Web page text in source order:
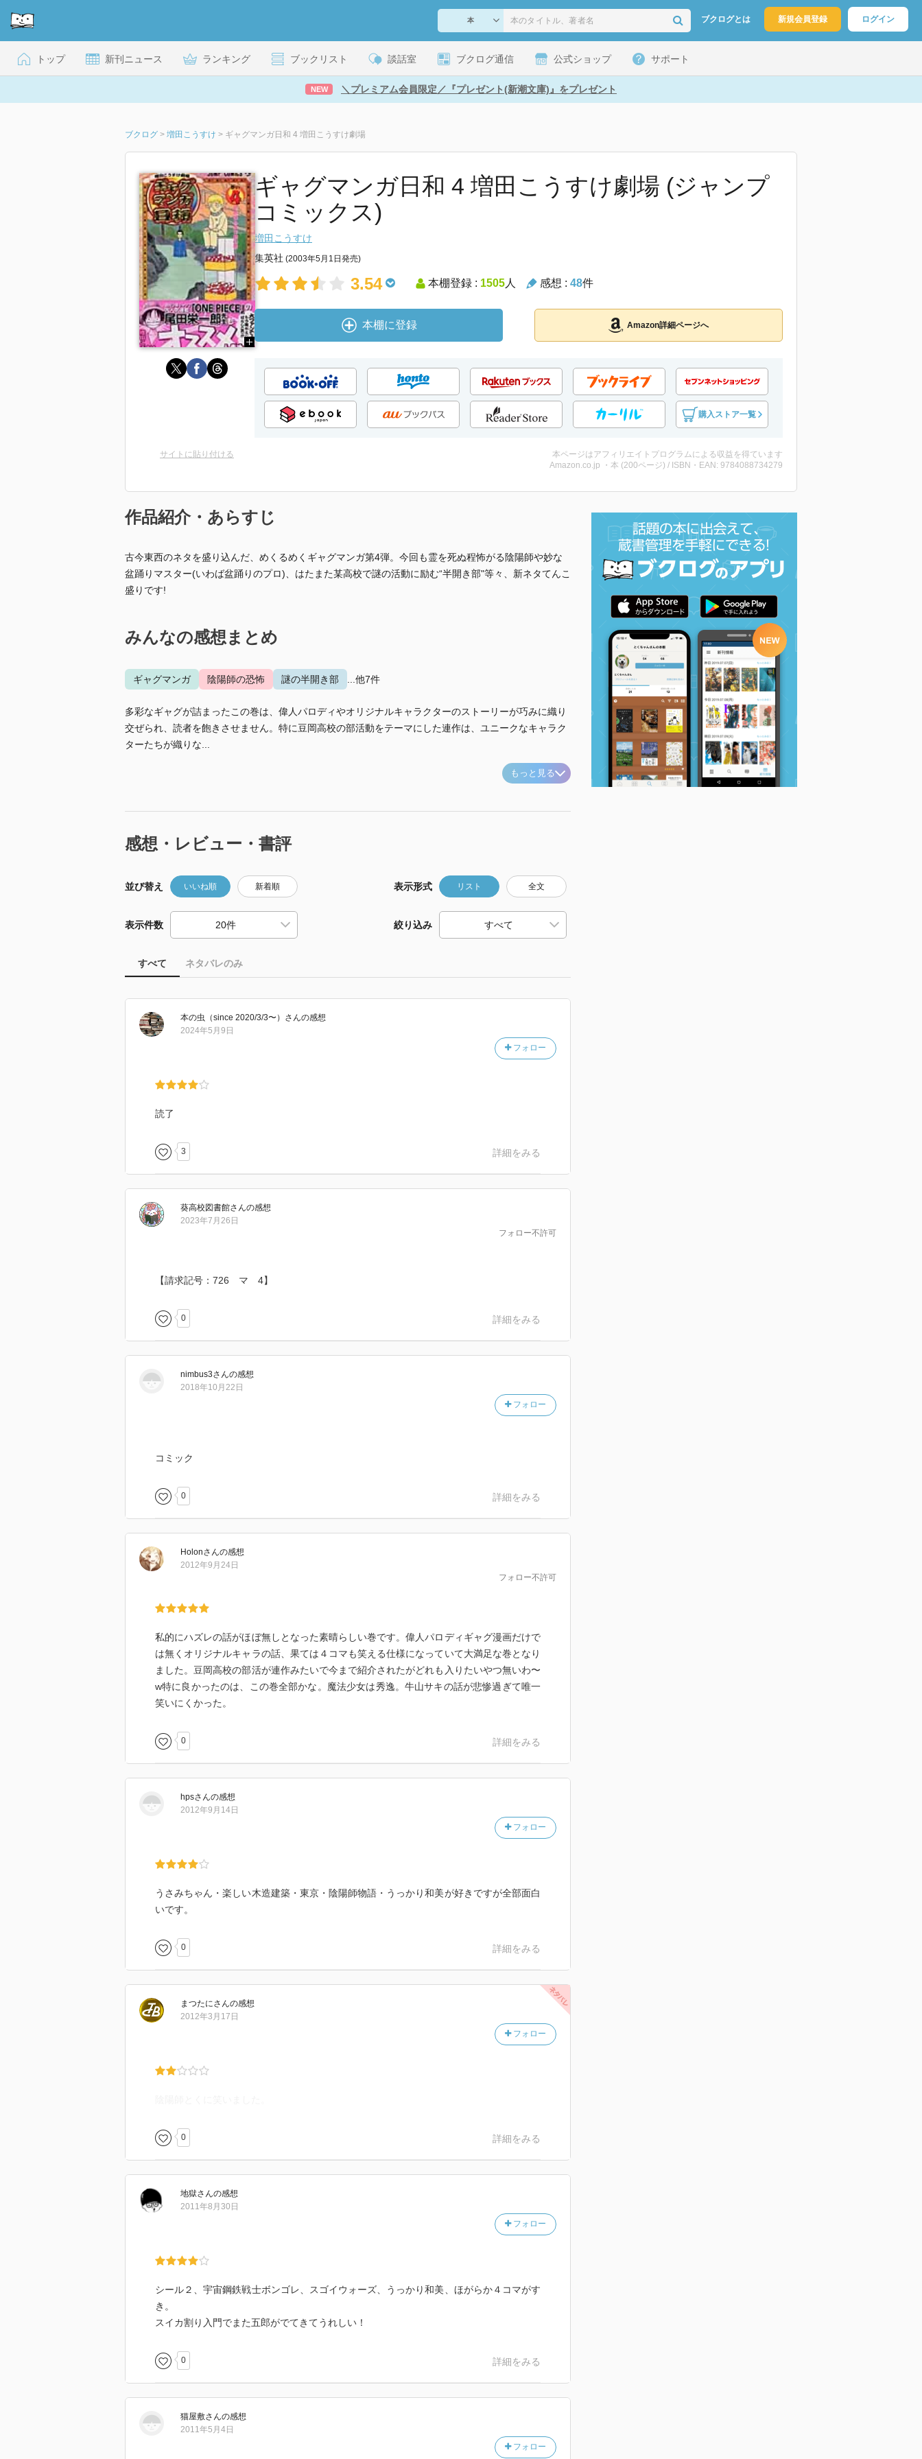
ブクログとは 新規会員登録 ログイン
トップ 新刊ニュース ランキング ブックリスト 談話室 ブクログ通信 公式ショップ サポート
NEW ＼プレミアム会員限定／『プレゼント(新潮文庫)』をプレゼント
ブクログ > 増田こうすけ > ギャグマンガ日和 4 増田こうすけ劇場
ギャグマンガ日和 4 増田こうすけ劇場 (ジャンプ
コミックス)
増田こうすけ
集英社 (2003年5月1日発売)
3.54 本棚登録 : 1505人 感想 : 48件
本棚に登録 Amazon詳細ページへ
購入ストア一覧
サイトに貼り付ける
本ページはアフィリエイトプログラムによる収益を得ています
Amazon.co.jp ・本 (200ページ) / ISBN・EAN: 9784088734279
作品紹介・あらすじ
古今東西のネタを盛り込んだ、めくるめくギャグマンガ第4弾。今回も霊を死ぬ程怖がる陰陽師や妙な
盆踊りマスター(いわば盆踊りのプロ)、はたまた某高校で謎の活動に励む“半開き部"等々、新ネタてんこ
盛りです!
みんなの感想まとめ
ギャグマンガ 陰陽師の恐怖 謎の半開き部 ...他7件
多彩なギャグが詰まったこの巻は、偉人パロディやオリジナルキャラクターのストーリーが巧みに織り
交ぜられ、読者を飽きさせません。特に豆岡高校の部活動をテーマにした連作は、ユニークなキャラク
ターたちが織りな...
もっと見る
感想・レビュー・書評
並び替え いいね順 新着順 表示形式 リスト 全文
表示件数 絞り込み
すべて ネタバレのみ
本の虫（since 2020/3/3〜） さんの感想
フォロー
2024年5月9日
読了
3 詳細をみる
葵高校図書館さんの感想
フォロー不許可
2023年7月26日
【請求記号：726 マ 4】
0 詳細をみる
nimbus3さんの感想
フォロー
2018年10月22日
コミック
0 詳細をみる
Holonさんの感想
フォロー不許可
2012年9月24日
私的にハズレの話がほぼ無しとなった素晴らしい巻です。偉人パロディギャグ漫画だけで
は無くオリジナルキャラの話、果ては４コマも笑える仕様になっていて大満足な巻となり
ました。豆岡高校の部活が連作みたいで今まで紹介されたがどれも入りたいやつ無いわ〜
w特に良かったのは、この巻全部かな。魔法少女は秀逸。牛山サキの話が悲惨過ぎて唯一
笑いにくかった。
0 詳細をみる
hpsさんの感想
フォロー
2012年9月14日
うさみちゃん・楽しい木造建築・東京・陰陽師物語・うっかり和美が好きですが全部面白
いです。
0 詳細をみる
まつたにさんの感想
フォロー
2012年3月17日
0 詳細をみる
地獄さんの感想
フォロー
2011年8月30日
シール２、宇宙鋼鉄戦士ボンゴレ、スゴイウォーズ、うっかり和美、ほがらか４コマがす
き。
スイカ割り入門でまた五郎がでてきてうれしい！
0 詳細をみる
猫屋敷さんの感想
フォロー
2011年5月4日